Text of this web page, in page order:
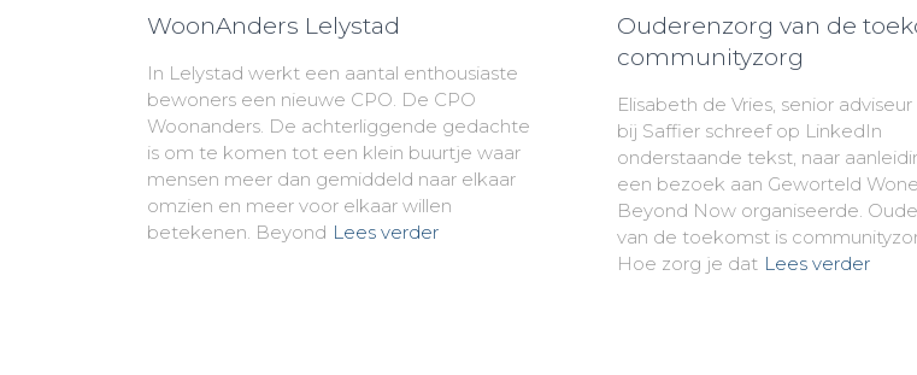
WoonAnders Lelystad
In Lelystad werkt een aantal enthousiaste
bewoners een nieuwe CPO. De CPO
Woonanders. De achterliggende gedachte
is om te komen tot een klein buurtje waar
mensen meer dan gemiddeld naar elkaar
omzien en meer voor elkaar willen
betekenen. Beyond Lees verder
Ouderenzorg van de
communityzorg
Elisabeth de Vries, senior
bij Saffier schreef op LinkedIn
onderstaande tekst, naar
een bezoek aan Geworteld
Beyond Now organiseerde.
van de toekomst is
Hoe zorg je dat Lees verder